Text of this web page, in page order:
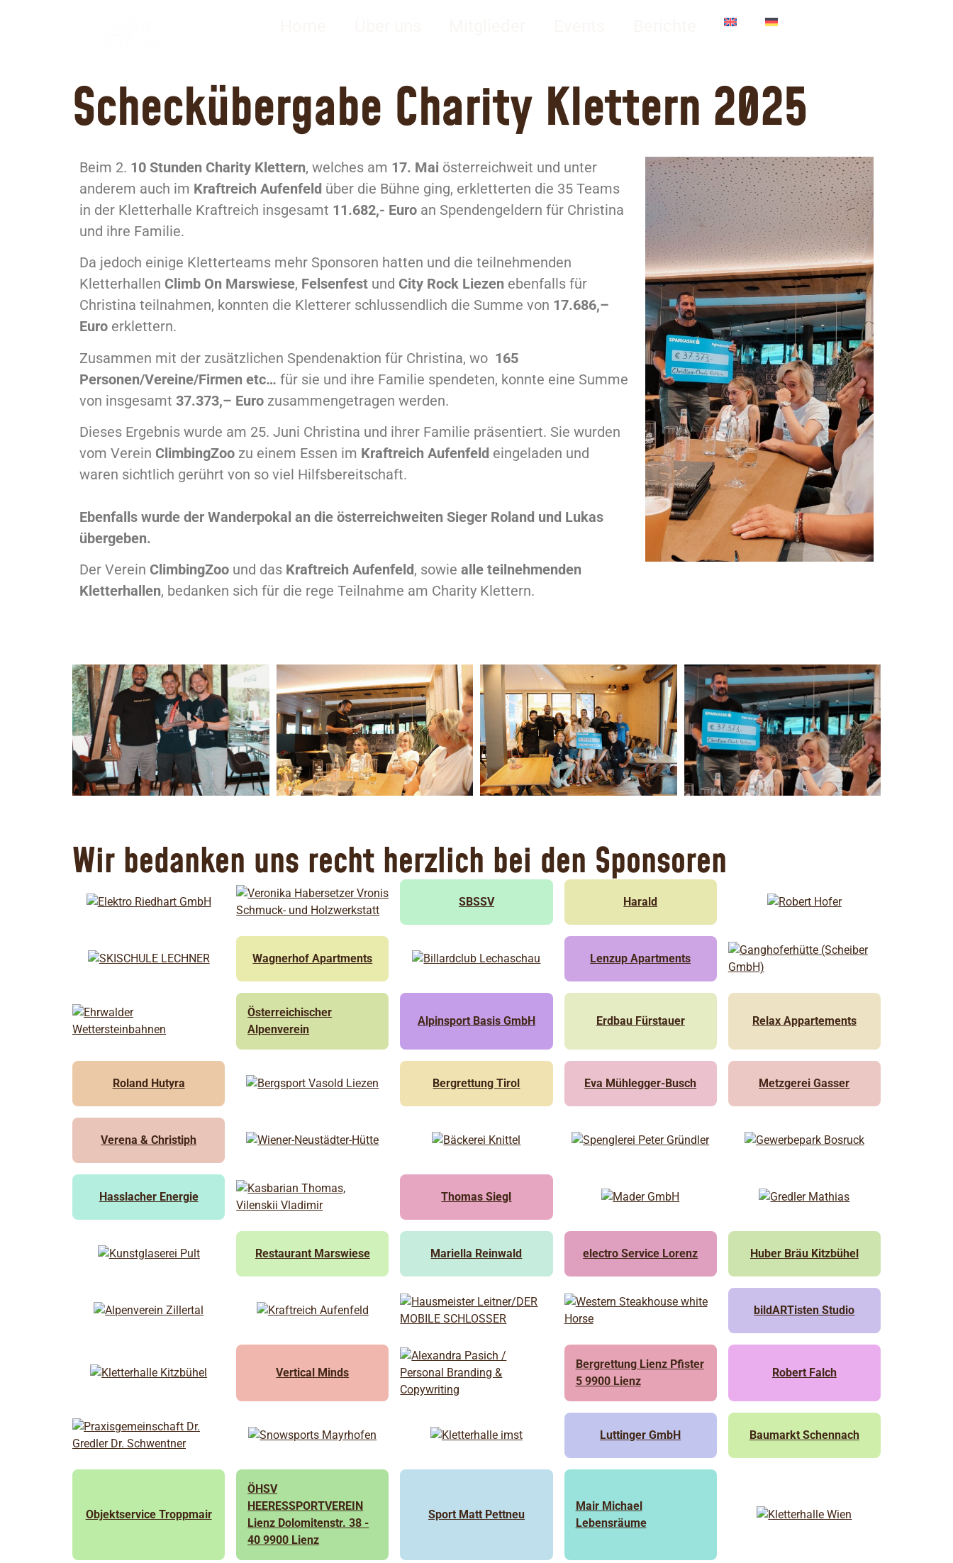
Scheckübergabe Charity Klettern 2025
Scheckübergabe Charity Klettern 2025
Beim 2. 10 Stunden Charity Klettern, welches am 17. Mai österreichweit und unter
anderem auch im Kraftreich Aufenfeld über die Bühne ging, erkletterten die 35 Teams
in der Kletterhalle Kraftreich insgesamt 11.682,- Euro an Spendengeldern für Christina
und ihre Familie.
Da jedoch einige Kletterteams mehr Sponsoren hatten und die teilnehmenden
Kletterhallen Climb On Marswiese, Felsenfest und City Rock Liezen ebenfalls für
Christina teilnahmen, konnten die Kletterer schlussendlich die Summe von 17.686,–
Euro erklettern.
Zusammen mit der zusätzlichen Spendenaktion für Christina, wo 165
Personen/Vereine/Firmen etc… für sie und ihre Familie spendeten, konnte eine Summe
von insgesamt 37.373,– Euro zusammengetragen werden.
Dieses Ergebnis wurde am 25. Juni Christina und ihrer Familie präsentiert. Sie wurden
vom Verein ClimbingZoo zu einem Essen im Kraftreich Aufenfeld eingeladen und
waren sichtlich gerührt von so viel Hilfsbereitschaft.
Ebenfalls wurde der Wanderpokal an die österreichweiten Sieger Roland und Lukas
übergeben.
Der Verein ClimbingZoo und das Kraftreich Aufenfeld, sowie alle teilnehmenden
Kletterhallen, bedanken sich für die rege Teilnahme am Charity Klettern.
Wir bedanken uns recht herzlich bei den Sponsoren
SBSSV Harald
Wagnerhof Apartments Lenzup Apartments
Österreichischer
Alpenverein
Alpinsport Basis GmbH Erdbau Fürstauer Relax Appartements
Roland Hutyra Bergrettung Tirol Eva Mühlegger-Busch Metzgerei Gasser
Verena & Christiph
Hasslacher Energie Thomas Siegl
Restaurant Marswiese Mariella Reinwald electro Service Lorenz Huber Bräu Kitzbühel
bildARTisten Studio
Vertical Minds
Bergrettung Lienz Pfister
5 9900 Lienz
Robert Falch
Luttinger GmbH Baumarkt Schennach
Objektservice Troppmair
ÖHSV
HEERESSPORTVEREIN
Lienz Dolomitenstr. 38 -
40 9900 Lienz
Sport Matt Pettneu
Mair Michael
Lebensräume